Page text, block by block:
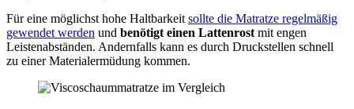
Für eine möglichst hohe Haltbarkeitsollte die Matratze regelmäßig
gewendet werden und benötigt einen Lattenrostmit engen
Leistenabständen. Andernfalls kann es durch Druckstellen schnell
zu einer Materialermüdung kommen.